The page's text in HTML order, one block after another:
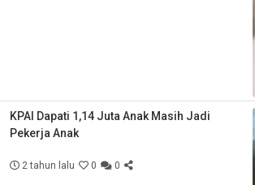
KPAI Dapati 1,14 Juta Anak Masih Jadi
Pekerja Anak
2 tahun lalu 0 0